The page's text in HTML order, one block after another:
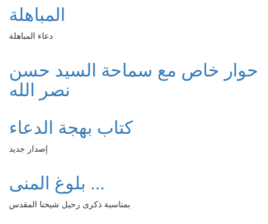
المباهلة
دعاء المباهلة
حوار خاص مع سماحة السيد حسن
نصر الله
كتاب بهجة الدعاء
إصدار جديد
بلوغ المنى ...
بمناسبة ذكرى رحيل شيخنا المقدس